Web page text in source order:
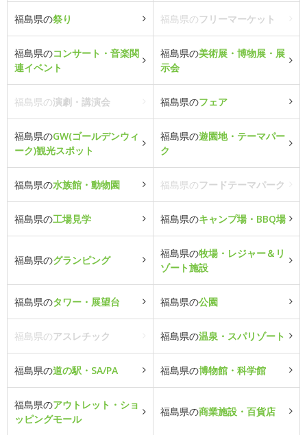
福島県の祭り 福島県のフリーマーケット
福島県のコンサート・音楽関
連イベント
福島県の美術展・博物展・展
示会
福島県の演劇・講演会 福島県のフェア
福島県のGW(ゴールデンウィ
ーク)観光スポット
福島県の遊園地・テーマパー
ク
福島県の水族館・動物園 福島県のフードテーマパーク
福島県の工場見学 福島県のキャンプ場・BBQ場
福島県のグランピング
福島県の牧場・レジャー＆リ
ゾート施設
福島県のタワー・展望台 福島県の公園
福島県のアスレチック 福島県の温泉・スパリゾート
福島県の道の駅・SA/PA 福島県の博物館・科学館
福島県のアウトレット・ショ
ッピングモール
福島県の商業施設・百貨店